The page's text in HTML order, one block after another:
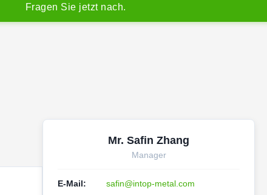
Fragen Sie jetzt nach.
Mr. Safin Zhang
Manager
E-Mail:
safin@intop-metal.com